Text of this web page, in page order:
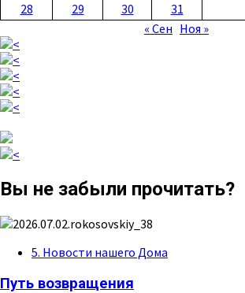
28
29 30
31
« Сен Ноя »
Вы не забыли прочитать?
5. Новости нашего Дома
Путь возвращения